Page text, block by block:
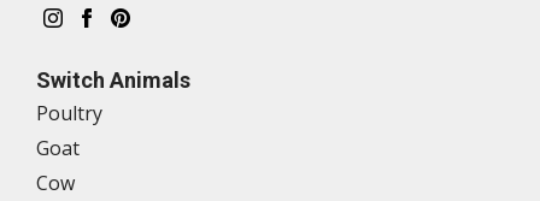
Switch Animals
Poultry
Goat
Cow